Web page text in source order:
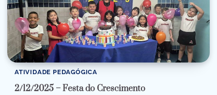
ATIVIDADE PEDAGÓGICA
2/12/2025 – Festa do Crescimento